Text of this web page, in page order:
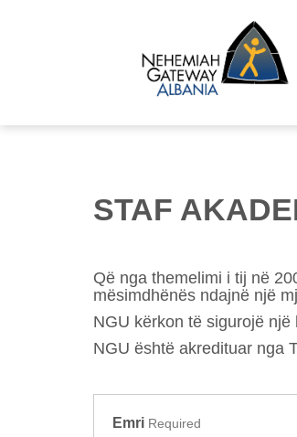
STAF
Që nga themelimi i tij në
mësimdhënës ndajnë një
NGU kërkon të sigurojë
NGU është akredituar nga
Emri Required